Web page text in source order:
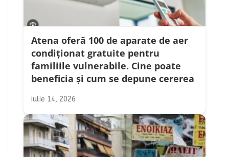
Atena oferă 100 de aparate de aer
condiționat gratuite pentru
familiile vulnerabile. Cine poate
beneficia și cum se depune cererea
iulie 14, 2026